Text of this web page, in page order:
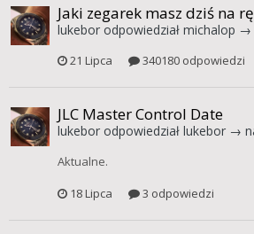
Jaki zegarek masz dziś na
lukeborodpowiedział michalop →
21 Lipca 340180 odpowiedzi
JLC Master Control Date
lukeborodpowiedział lukebor→
Aktualne.
18 Lipca
3 odpowiedzi